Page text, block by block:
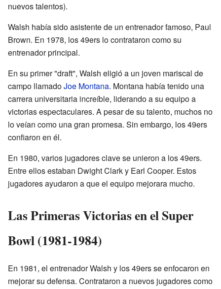
nuevos talentos).
Walsh había sido asistente de un entrenador famoso, Paul
Brown. En 1978, los 49ers lo contrataron como su
entrenador principal.
En su primer "draft", Walsh eligió a un joven mariscal de
campo llamadoJoe Montana. Montana había tenido una
carrera universitaria increíble, liderando a su equipo a
victorias espectaculares. A pesar de su talento, muchos no
lo veían como una gran promesa. Sin embargo, los 49ers
confiaron en él.
En 1980, varios jugadores clave se unieron a los 49ers.
Entre ellos estaban Dwight Clark y Earl Cooper. Estos
jugadores ayudaron a que el equipo mejorara mucho.
Las Primeras Victorias en el Super
Bowl (1981-1984)
En 1981, el entrenador Walsh y los 49ers se enfocaron en
mejorar su defensa. Contrataron a nuevos jugadores como